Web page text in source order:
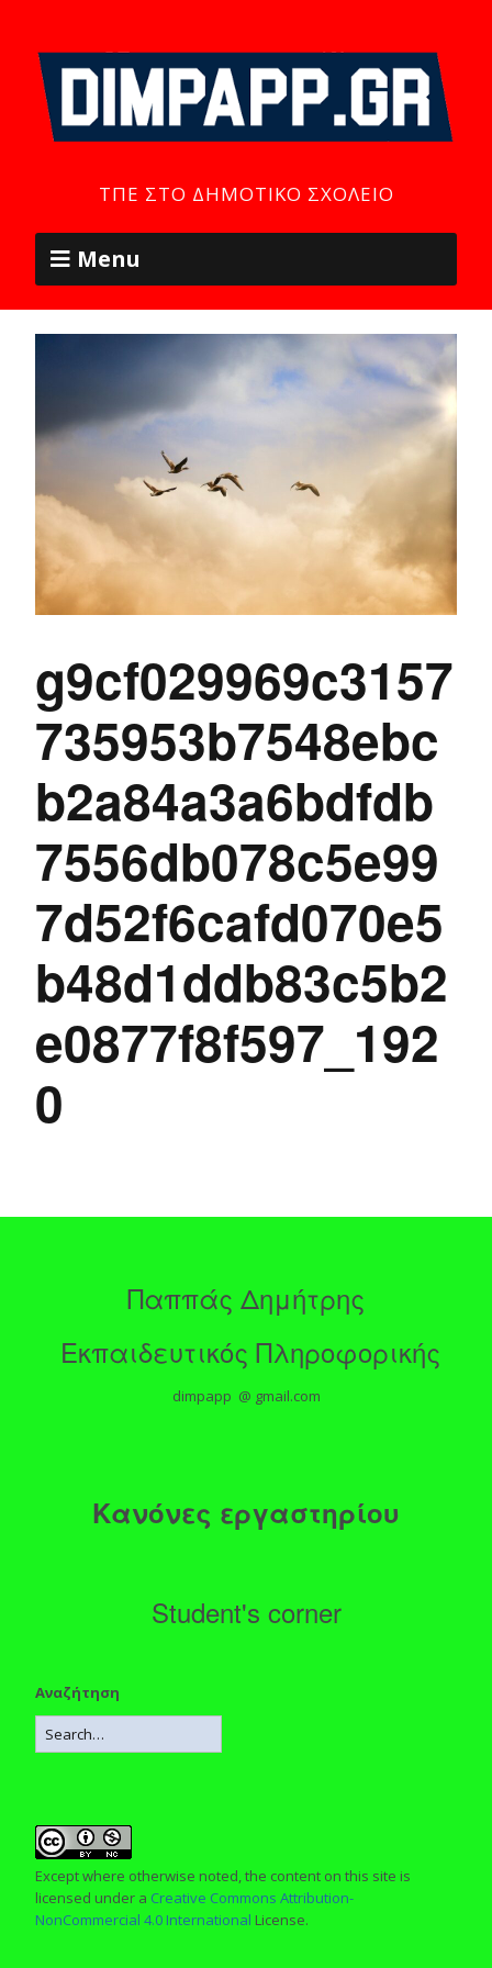
ΤΠΕ ΣΤΟ ΔΗΜΟΤΙΚΌ ΣΧΟΛΕΊΟ
Menu
g9cf029969c3157
735953b7548ebc
b2a84a3a6bdfdb
7556db078c5e99
7d52f6cafd070e5
b48d1ddb83c5b2
e0877f8f597_192
0
Παππάς Δημήτρης
Εκπαιδευτικός Πληροφορικής
dimpapp @ gmail.com
Κανόνες εργαστηρίου
Student's corner
Αναζήτηση
Except where otherwise noted, the content on this site is
licensed under a Creative Commons Attribution-
NonCommercial 4.0 International License.